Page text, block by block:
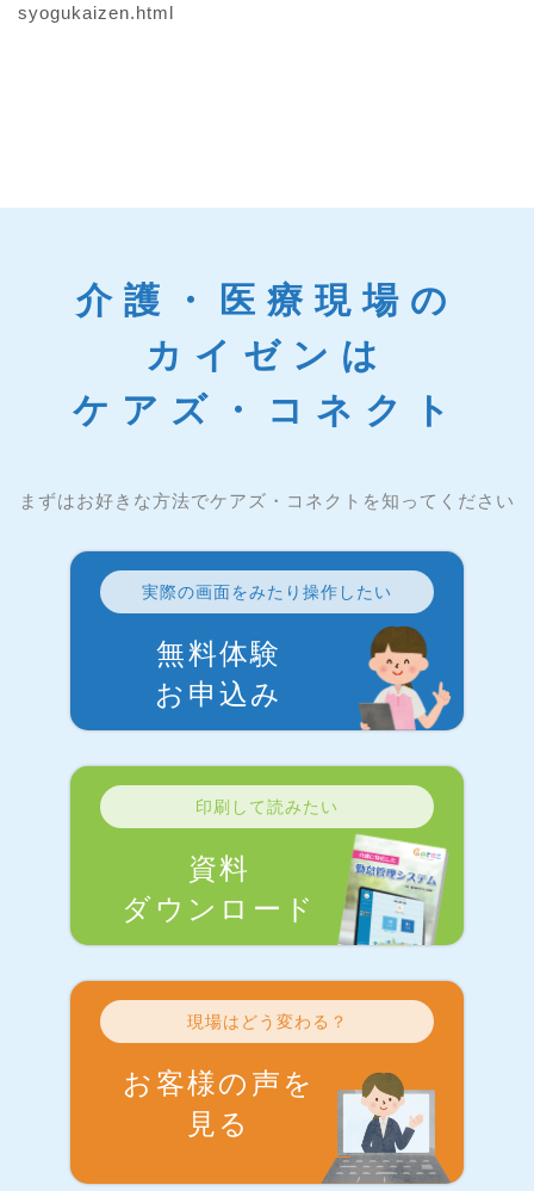
syogukaizen.html
介護・医療現場の
カイゼンは
ケアズ・コネクト
まずはお好きな方法でケアズ・コネクトを知ってください
実際の画面をみたり操作したい
無料体験
お申込み
印刷して読みたい
資料
ダウンロード
現場はどう変わる？
お客様の声を
見る